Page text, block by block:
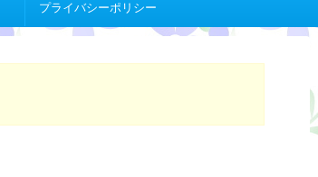
プライバシーポリシー